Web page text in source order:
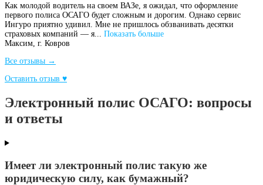
Как молодой водитель на своем ВАЗе, я ожидал, что оформление
первого полиса ОСАГО будет сложным и дорогим. Однако сервис
Ингуро приятно удивил. Мне не пришлось обзванивать десятки
страховых компаний — я... Показать больше
Максим, г. Ковров
Все отзывы →
Оставить отзыв ♥
Электронный полис ОСАГО: вопросы
и ответы
Имеет ли электронный полис такую же
юридическую силу, как бумажный?